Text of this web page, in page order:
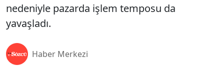
nedeniyle pazarda işlem temposu da
yavaşladı.
Haber Merkezi